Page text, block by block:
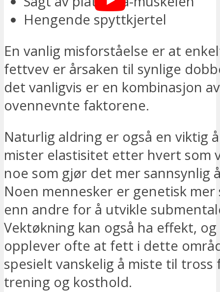
Hengende spyttkjertel
En vanlig misforståelse er at
fettvev er årsaken til synlige
det vanligvis er en kombinasjon
ovennevnte faktorene.
Naturlig aldring er også en viktig
mister elastisitet etter hvert som
noe som gjør det mer sannsynlig
Noen mennesker er genetisk mer
enn andre for å utvikle
Vektøkning kan også ha effekt,
opplever ofte at fett i dette
spesielt vanskelig å miste til
trening og kosthold.